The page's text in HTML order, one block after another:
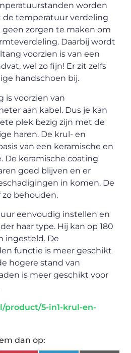
worden
de temperatuur verdeling
geen zorgen te maken om
Daarbij wordt
voorzien is van een
wel zo fijn! Er zit zelfs
handschoen bij.
is voorzien van
aan kabel. Dus je kan
plek bezig zijn met de
haren. De krul- en
van een keramische en
De keramische coating
goed blijven en er
in komen. De
behouden.
eenvoudig instellen en
haar type. Hij kan op 180
ingesteld. De
functie is meer geschikt
hogere stand van
is meer geschikt voor
product/5-in1-krul-en-
dan op: